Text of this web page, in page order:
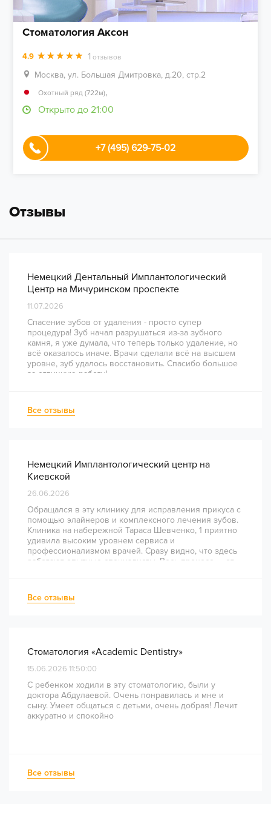
Стоматология Аксон
4.9 1 отзывов
Москва, ул. Большая Дмитровка, д.20, стр.2
Охотный ряд (722м),
Открыто до 21:00
+7 (495) 629-75-02
Отзывы
Немецкий Дентальный Имплантологический
Центр на Мичуринском проспекте
11.07.2026
Спасение зубов от удаления - просто супер
процедура! Зуб начал разрушаться из-за зубного
камня, я уже думала, что теперь только удаление, но
всё оказалось иначе. Врачи сделали всё на высшем
уровне, зуб удалось восстановить. Спасибо большое
за отличную работу!
Все отзывы
Немецкий Имплантологический центр на
Киевской
26.06.2026
Обращался в эту клинику для исправления прикуса с
помощью элайнеров и комплексного лечения зубов.
Клиника на набережной Тараса Шевченко, 1 приятно
удивила высоким уровнем сервиса и
профессионализмом врачей. Сразу видно, что здесь
работают опытные специалисты. Весь процесс — от
непростое перелечивание каналов прошло
комфортно и безболезненно. Рекомендую всем, кто
Все отзывы
Стоматология «Academic Dentistry»
15.06.2026 11:50:00
С ребенком ходили в эту стоматологию, были у
доктора Абдулаевой. Очень понравилась и мне и
сыну. Умеет общаться с детьми, очень добрая! Лечит
аккуратно и спокойно
Все отзывы